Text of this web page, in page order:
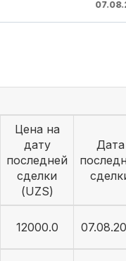
07.08.2026
Цена на
дату
последней
сделки
(UZS)
Дата
12000.0